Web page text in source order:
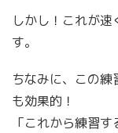
しかし！これが
す。
ちなみに、この
も効果的！
「これから練習